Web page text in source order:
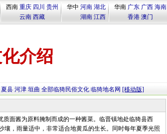
西南 重庆 四川 贵州
云南 西藏
华中 河南 湖北
湖南 江西
华南 广东 广西 海南
香港 澳门
介绍
夏县 河津 垣曲 全部临猗民俗文化 临猗地名网 [移动版]
面酱为原料腌制而成的一种酱菜。临晋镇地处临猗县西
壤，雨量适中，非常适合地黄瓜的生长。同时每年夏季光照